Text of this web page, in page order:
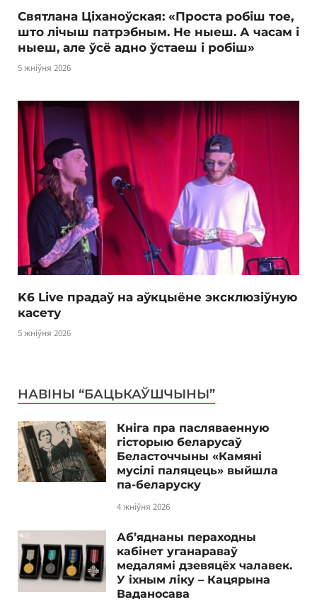
Святлана Ціханоўская: «Проста робіш тое,
што лічыш патрэбным. Не ныеш. А часам і
ныеш, але ўсё адно ўстаеш і робіш»
5 жніўня 2026
K6 Live прадаў на аўкцыёне эксклюзіўную
касету
5 жніўня 2026
НАВІНЫ “БАЦЬКАЎШЧЫНЫ”
Кніга пра пасляваенную
гісторыю беларусаў
Беласточчыны «Камяні
мусілі паляцець» выйшла
па-беларуску
4 жніўня 2026
Аб’яднаны пераходны
кабінет уганараваў
медалямі дзевяцёх чалавек.
У іхным ліку – Кацярына
Ваданосава